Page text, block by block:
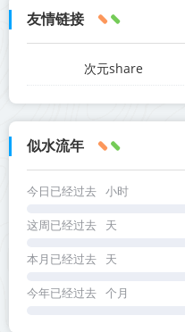
友情链接
次元share
似水流年
今日已经过去 小时
这周已经过去 天
本月已经过去 天
今年已经过去 个月